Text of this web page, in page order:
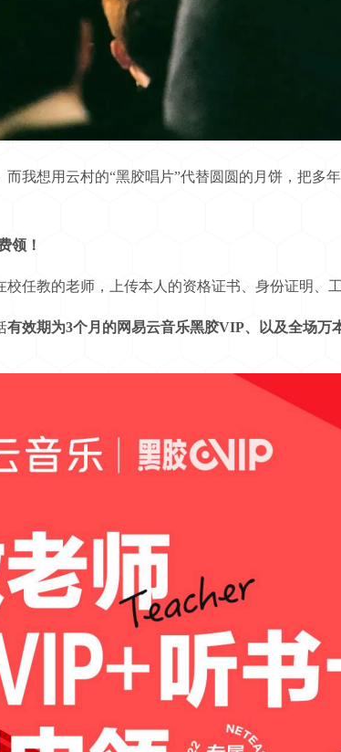
想用云村的“黑胶唱片”代替圆圆的月饼，把多
领！
校任教的老师，上传本人的资格证书、身份证明、
有效期为3个月的网易云音乐黑胶VIP、以及全场万